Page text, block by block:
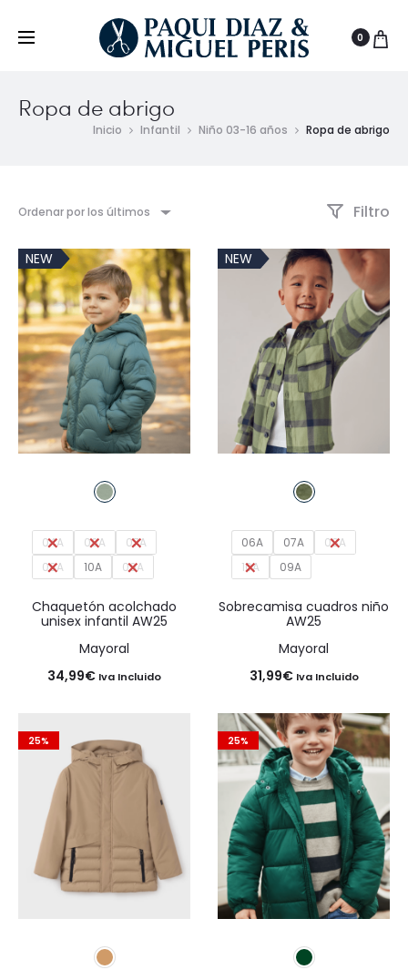
0
Ropa de abrigo
Inicio Infantil Niño 03-16 años Ropa de abrigo
Ordenar por los últimos Filtro
NEW
04A 06A
07A
08A
10A 09A
Chaquetón acolchado
unisex infantil AW25
Mayoral
34,99€ Iva Incluido
NEW
06A 07A
08A
10A
09A
Sobrecamisa cuadros niño
AW25
Mayoral
31,99€ Iva Incluido
25% 25%